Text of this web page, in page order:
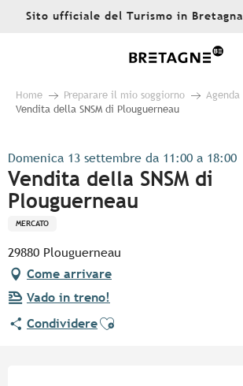
AllerSito ufficiale del Turismo in Bretagna
Home Preparare il mio soggiorno
Agenda
Vendita della SNSM di Plouguerneau
Domenica 13 settembre da 11:00 a 18:00
Vendita della SNSM di
Plouguerneau
MERCATO
29880 Plouguerneau
Come arrivare
Vado in treno!
CondividereAjouter aux favoris